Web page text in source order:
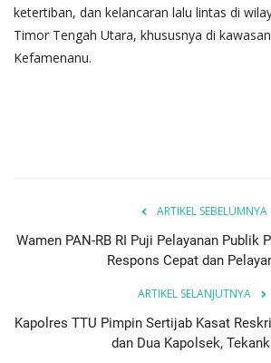
ketertiban, dan kelancaran lalu lintas di
Timor Tengah Utara, khususnya di
Kefamenanu.
ARTIKEL SEBELUMNYA
Wamen PAN-RB RI Puji Pelayanan Publik
Respons Cepat dan
ARTIKEL SELANJUTNYA
Kapolres TTU Pimpin Sertijab Kasat
dan Dua Kapolsek,